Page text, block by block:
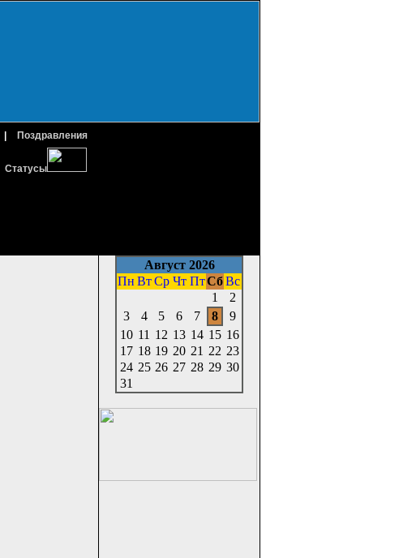
Поздравления
Статусы
Август 2026
Пн Вт Ср Чт ПтСбВс
1
2
3
4 5 6 7 8
9
10 11 12 13 14 15 16
17 18 19 20 21 22 23
24 25 26 27 28 29 30
31